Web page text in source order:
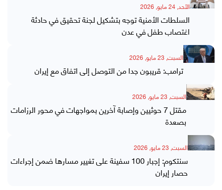
الأحد, 24 مايو, 2026
السلطات الأمنية توجه بتشكيل لجنة تحقيق في حادثة
اغتصاب طفل في عدن
السبت, 23 مايو, 2026
ترامب: قريبون جدا من التوصل إلى اتفاق مع إيران
السبت, 23 مايو, 2026
مقتل 7 حوثيين وإصابة آخرين بمواجهات في محور الرزامات
بصعدة
السبت, 23 مايو, 2026
سنتكوم: إجبار 100 سفينة على تغيير مسارها ضمن إجراءات
حصار إيران